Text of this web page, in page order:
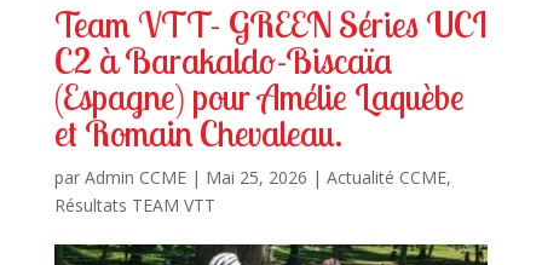
Team VTT- GREEN Séries UCI
C2 à Barakaldo-Biscaïa
(Espagne) pour Amélie Laquèbe
et Romain Chevaleau.
par Admin CCME| Mai 25, 2026 | Actualité CCME,
Résultats TEAM VTT